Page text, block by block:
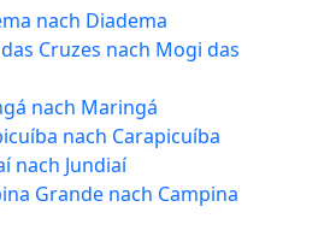
nach Diadema
Cruzes nach Mogi das
nach Maringá
nach Carapicuíba
nach Jundiaí
Grande nach Campina